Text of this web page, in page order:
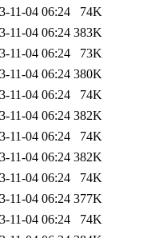
11-04 06:24
74K
11-04 06:24 383K
11-04 06:24
73K
11-04 06:24 380K
11-04 06:24
74K
11-04 06:24 382K
11-04 06:24
74K
11-04 06:24 382K
11-04 06:24
74K
11-04 06:24 377K
11-04 06:24
74K